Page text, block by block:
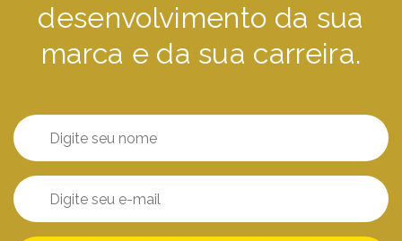
desenvolvimento da sua
marca e da sua carreira.